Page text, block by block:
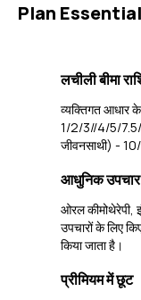
Plan
लचीली बीमा
व्यक्तिगत आधार के
1/2/3//4/5/7.5/
जीवनसाथी) -
आधुनिक उपचार
ओरल कीमोथेरेपी,
उपचारों के लिए
किया जाता है।
प्रीमियम में छूट